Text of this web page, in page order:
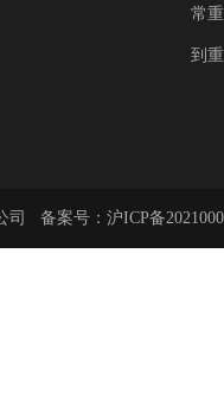
常
到
司 备案号： 沪ICP备